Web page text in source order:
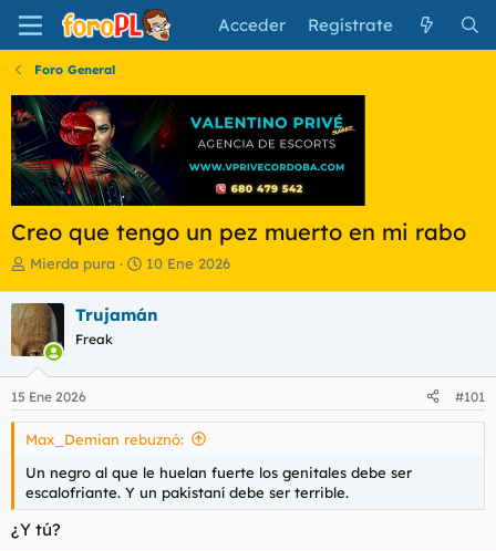
Acceder Regístrate
Foro General
Creo que tengo un pez muerto en mi rabo
I
i
c
i
a
d
o
r
d
l
t
e
m
Mierda pura
F
h
e
n
i
i
o
10 Ene 2026
Trujamán
Freak
15 Ene 2026 #101
Max_Demian rebuznó:
Un negro al que le huelan fuerte los genitales debe ser
escalofriante. Y un pakistaní debe ser terrible.
¿Y tú?